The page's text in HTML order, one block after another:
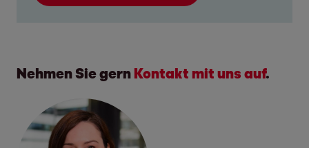
Nehmen Sie gern Kontakt mit uns auf.